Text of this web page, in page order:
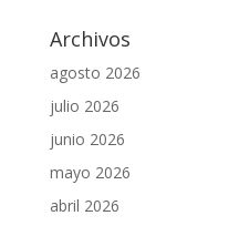
Archivos
agosto 2026
julio 2026
junio 2026
mayo 2026
abril 2026